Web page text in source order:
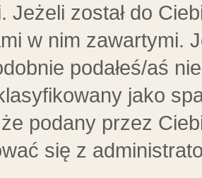
Jeżeli został do
w nim zawartymi.
podałeś/aś
jako
podany przez
się z